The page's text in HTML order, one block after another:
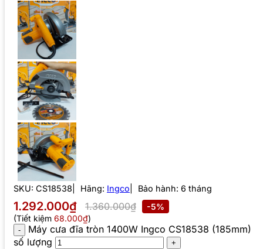
SKU: CS18538 Hãng: Ingco Bảo hành: 6 tháng
1.292.000₫ 1.360.000₫
-5%
(Tiết kiệm 68.000₫)
Máy cưa đĩa tròn 1400W Ingco CS18538 (185mm)
số lượng